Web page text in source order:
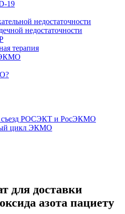
19
недостаточности
недостаточности
терапия
ЭКМО
съезд РОСЭКТ и РосЭКМО
цикл ЭКМО
для доставки
азота пациету